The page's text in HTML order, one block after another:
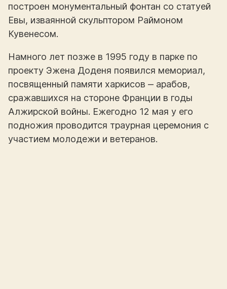
построен монументальный фонтан со статуей
Евы, изваянной скульптором Раймоном
Кувенесом.
Намного лет позже в 1995 году в парке по
проекту Эжена Доденя появился мемориал,
посвященный памяти харкисов ‒ арабов,
сражавшихся на стороне Франции в годы
Алжирской войны. Ежегодно 12 мая у его
подножия проводится траурная церемония с
участием молодежи и ветеранов.